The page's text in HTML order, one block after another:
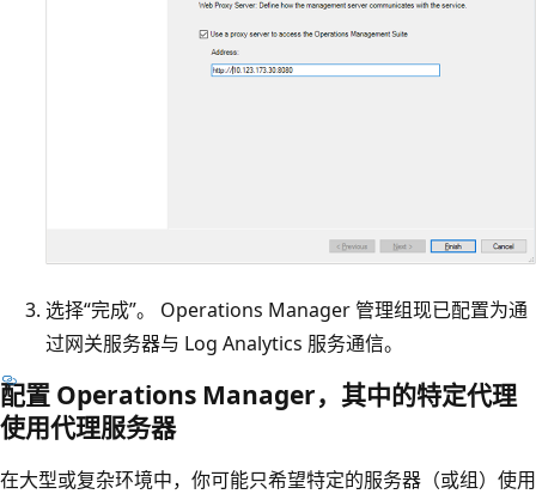
选择“完成”。 Operations Manager 管理组现已配置为通
过网关服务器与 Log Analytics 服务通信。
配置 Operations Manager，其中的特定代理
使用代理服务器
在大型或复杂环境中，你可能只希望特定的服务器（或组）使用